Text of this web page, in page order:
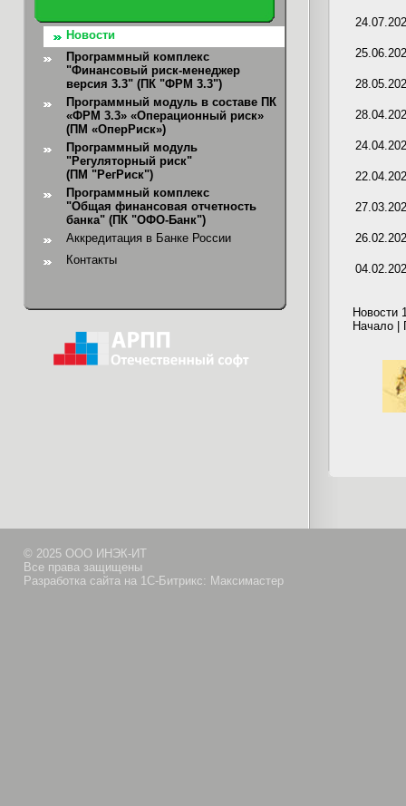
Новости
Программный комплекс
"Финансовый риск-менеджер
версия 3.3" (ПК "ФРМ 3.3")
Программный модуль в составе ПК
«ФРМ 3.3» «Операционный риск»
(ПМ «ОперРиск»)
Программный модуль
"Регуляторный риск"
(ПМ "РегРиск")
Программный комплекс
"Общая финансовая отчетность
банка" (ПК "ОФО-Банк")
Аккредитация в Банке России
Контакты
Новости
Начало
© 2025 ООО ИНЭК-ИТ
Все права защищены
Разработка сайта на 1С-Битрикс: Максимастер